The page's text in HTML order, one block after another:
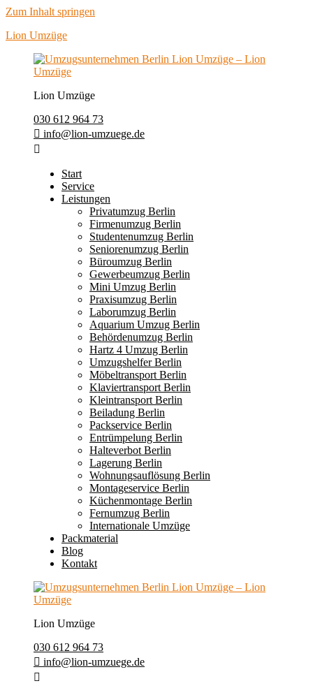
Zum Inhalt springen
Lion Umzüge
Lion Umzüge
030 612 964 73
info@lion-umzuege.de
Start
Service
Leistungen
Privatumzug Berlin
Firmenumzug Berlin
Studentenumzug Berlin
Seniorenumzug Berlin
Büroumzug Berlin
Gewerbeumzug Berlin
Mini Umzug Berlin
Praxisumzug Berlin
Laborumzug Berlin
Aquarium Umzug Berlin
Behördenumzug Berlin
Hartz 4 Umzug Berlin
Umzugshelfer Berlin
Möbeltransport Berlin
Klaviertransport Berlin
Kleintransport Berlin
Beiladung Berlin
Packservice Berlin
Entrümpelung Berlin
Halteverbot Berlin
Lagerung Berlin
Wohnungsauflösung Berlin
Montageservice Berlin
Küchenmontage Berlin
Fernumzug Berlin
Internationale Umzüge
Packmaterial
Blog
Kontakt
Lion Umzüge
030 612 964 73
info@lion-umzuege.de